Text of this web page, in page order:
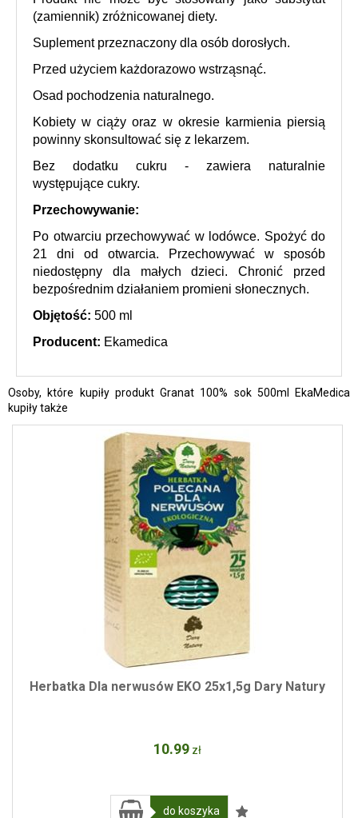
(zamiennik) zróżnicowanej diety.
Suplement przeznaczony dla osób dorosłych.
Przed użyciem każdorazowo wstrząsnąć.
Osad pochodzenia naturalnego.
Kobiety w ciąży oraz w okresie karmienia piersią
powinny skonsultować się z lekarzem.
Bez dodatku cukru - zawiera naturalnie
występujące cukry.
Przechowywanie:
Po otwarciu przechowywać w lodówce. Spożyć do
21 dni od otwarcia. Przechowywać w sposób
niedostępny dla małych dzieci. Chronić przed
bezpośrednim działaniem promieni słonecznych.
Objętość: 500 ml
Producent: Ekamedica
Osoby, które kupiły produkt Granat 100% sok 500ml EkaMedica
kupiły także
Herbatka Dla nerwusów EKO 25x1,5g Dary Natury
10.99 zł
do koszyka